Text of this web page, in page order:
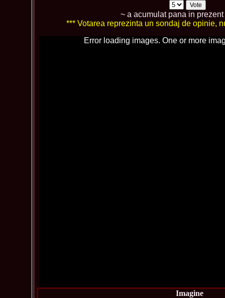
~ a acumulat pana in prezent
*** Votarea reprezinta un sondaj de opinie,
Error loading images. One or more
Imagine